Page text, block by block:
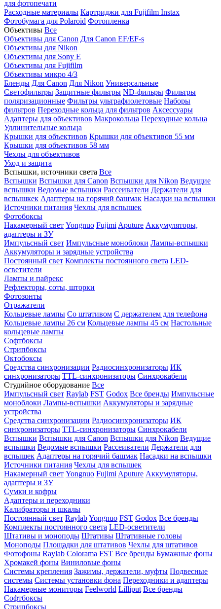
для фотопечати
Расходные материалы Картриджи для Fujifilm Instax
Фотобумага для Polaroid Фотопленка
Объективы Все
Объективы для Canon Для Canon EF/EF-s
Объективы для Nikon
Объективы для Sony E
Объективы для Fujifilm
Объективы микро 4/3
Бленды Для Canon Для Nikon Универсальные
Светофильтры Защитные фильтры ND-фильры Фильтры
поляризационные Фильтры ультрафиолетовые Наборы
фильтров Переходные кольца для фильтров Аксессуары
Адаптеры для объективов Макрокольца Переходные кольца
Удлинительные кольца
Крышки для объективов Крышки для объективов 55 мм
Крышки для объективов 58 мм
Чехлы для объективов
Уход и защита
Вспышки, источники света Все
Вспышки Вспышки для Canon Вспышки для Nikon Ведущие
вспышки Ведомые вспышки Рассеиватели Держатели для
вспышкек Адаптеры на горячий башмак Насадки на вспышки
Источники питания Чехлы для вспышек
Фотобоксы
Накамерный свет Yongnuo Fujimi Aputure Аккумуляторы,
адаптеры и ЗУ
Импульсный свет Импульсные моноблоки Лампы-вспышки
Аккумуляторы и зарядные устройства
Постоянный свет Комплекты постоянного света LED-
осветители
Лампы и пайрекс
Рефлекторы, соты, шторки
Фотозонты
Отражатели
Кольцевые лампы Со штативом С держателем для телефона
Кольцевые лампы 26 см Кольцевые лампы 45 см Настольные
кольцевые лампы
Софтбоксы
Стрипбоксы
Октобоксы
Средства синхронизации Радиосинхронизаторы ИК
синхронизаторы TTL-синхронизаторы Синхрокабели
Студийное оборудование Все
Импульсный свет Raylab FST Godox Все бренды Импульсные
моноблоки Лампы-вспышки Аккумуляторы и зарядные
устройства
Средства синхронизации Радиосинхронизаторы ИК
синхронизаторы TTL-синхронизаторы Синхрокабели
Вспышки Вспышки для Canon Вспышки для Nikon Ведущие
вспышки Ведомые вспышки Рассеиватели Держатели для
вспышек Адаптеры на горячий башмак Насадки на вспышки
Источники питания Чехлы для вспышек
Накамерный свет Yongnuo Fujimi Aputure Аккумуляторы,
адаптеры и ЗУ
Сумки и кофры
Адаптеры и переходники
Калибраторы и шкалы
Постоянный свет RaylabYongnuo FST Godox Все бренды
Комплекты постоянного света LED-осветители
Штативы и моноподы Штативы Штативные головы
Моноподы Площадки для штативов Чехлы для штативов
Фотофоны Raylab Colorama FST Все бренды Бумажные фоны
Хромакей фоны Виниловые фоны
Системы крепления Зажимы, держатели, муфты Подвесные
системы Системы установки фона Переходники и адаптеры
Накамерные мониторы Feelworld Lilliput Все бренды
Софтбоксы
Стрипбоксы